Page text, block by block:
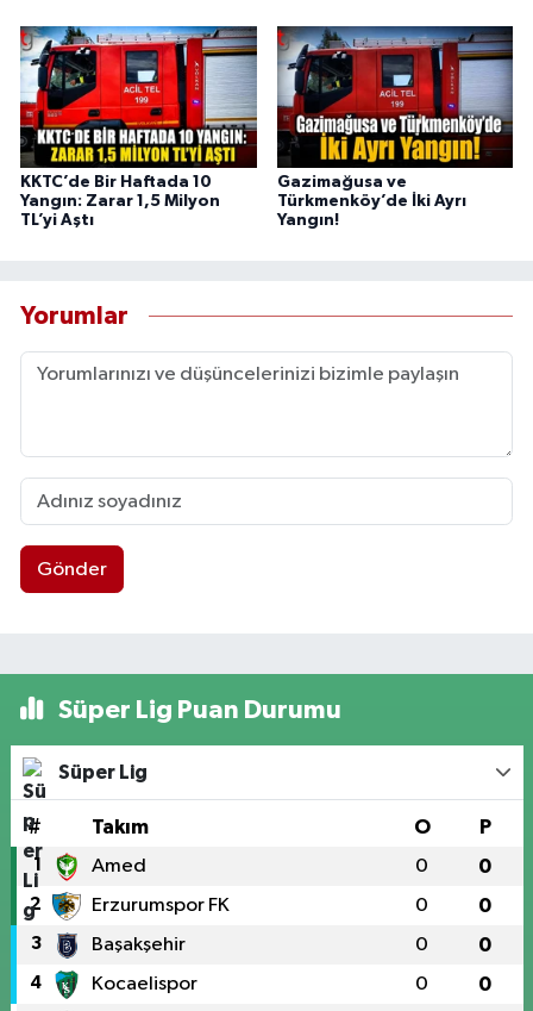
KKTC’de Bir Haftada 10
Yangın: Zarar 1,5 Milyon
TL’yi Aştı
Gazimağusa ve
Türkmenköy’de İki Ayrı
Yangın!
Yorumlar
Gönder
Süper Lig Puan Durumu
Süper Lig
# Takım O P
1 Amed 0 0
2 Erzurumspor FK 0 0
3 Başakşehir 0 0
4 Kocaelispor 0 0